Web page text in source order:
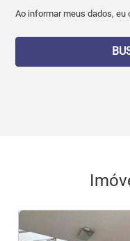
Ao informar meus dados, eu
<